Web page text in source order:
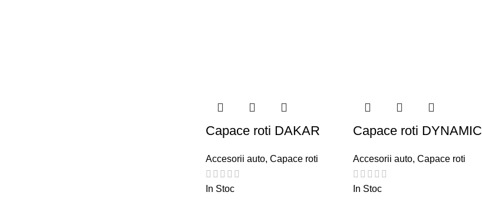
Capace roti DAKAR
Accesorii auto, Capace roti
In Stoc
Capace roti DYNAMIC
Accesorii auto, Capace roti
In Stoc